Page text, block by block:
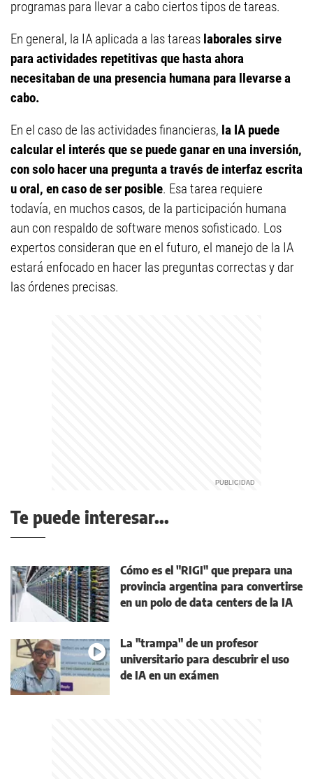
programas para llevar a cabo ciertos tipos de tareas.
En general, la IA aplicada a las tareas laborales sirve
para actividades repetitivas que hasta ahora
necesitaban de una presencia humana para llevarse a
cabo.
En el caso de las actividades financieras, la IA puede
calcular el interés que se puede ganar en una inversión,
con solo hacer una pregunta a través de interfaz escrita
u oral, en caso de ser posible. Esa tarea requiere
todavía, en muchos casos, de la participación humana
aun con respaldo de software menos sofisticado. Los
expertos consideran que en el futuro, el manejo de la IA
estará enfocado en hacer las preguntas correctas y dar
las órdenes precisas.
Te puede interesar...
Cómo es el "RIGI" que prepara una
provincia argentina para convertirse
en un polo de data centers de la IA
La "trampa" de un profesor
universitario para descubrir el uso
de IA en un exámen